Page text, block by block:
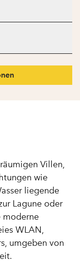
Villen,
wie
liegende
Lagune oder
moderne
WLAN,
umgeben von